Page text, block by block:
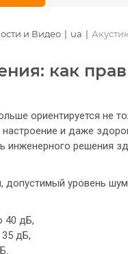
и Видео ua
как
ориентируется не
и даже
инженерного решения
допустимый уровень
40 дБ,
дБ,